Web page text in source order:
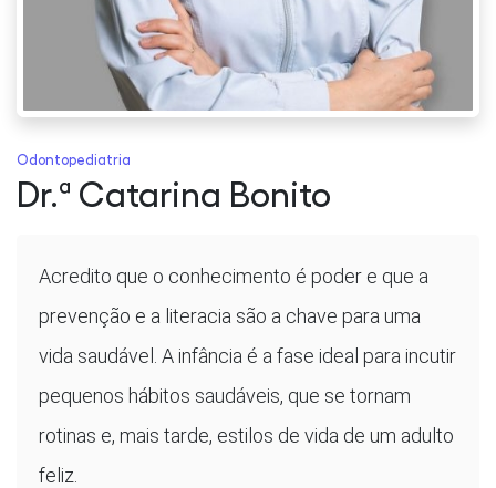
Odontopediatria
Dr.ª Catarina Bonito
Acredito que o conhecimento é poder e que a
prevenção e a literacia são a chave para uma
vida saudável. A infância é a fase ideal para incutir
pequenos hábitos saudáveis, que se tornam
rotinas e, mais tarde, estilos de vida de um adulto
feliz.